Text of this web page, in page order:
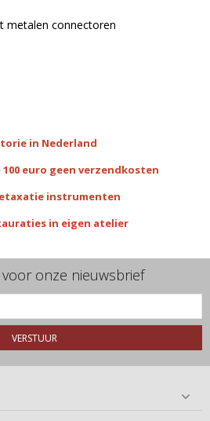
metalen connectoren
in Nederland
euro geen verzendkosten
instrumenten
in eigen atelier
onze nieuwsbrief
VERSTUUR